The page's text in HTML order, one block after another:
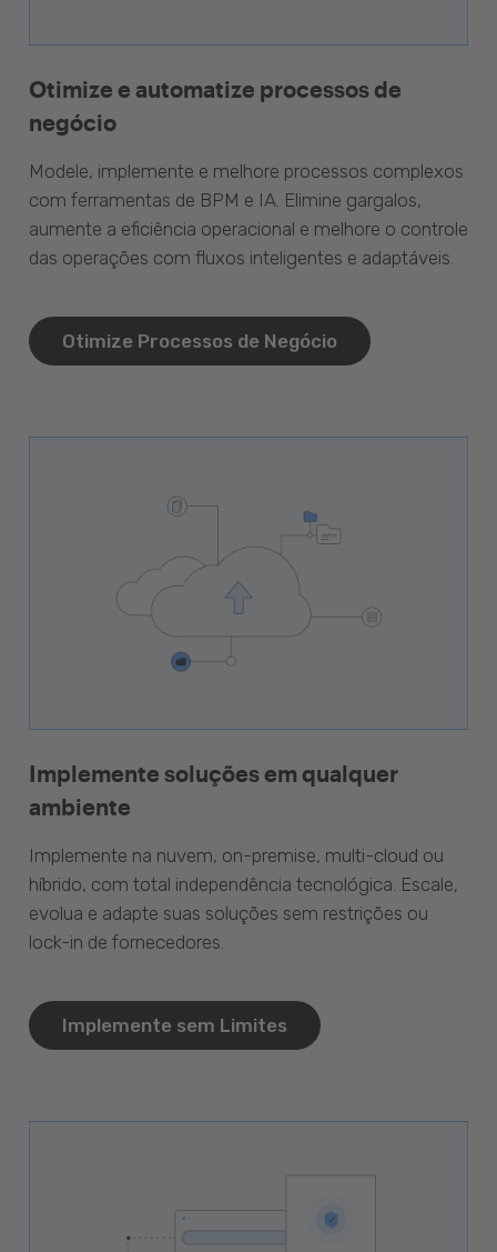
Otimize e automatize processos de
negócio
Modele, implemente e melhore processos complexos
com ferramentas de BPM e IA. Elimine gargalos,
aumente a eficiência operacional e melhore o controle
das operações com fluxos inteligentes e adaptáveis.
Otimize Processos de Negócio
Implemente soluções em qualquer
ambiente
Implemente na nuvem, on-premise, multi-cloud ou
híbrido, com total independência tecnológica. Escale,
evolua e adapte suas soluções sem restrições ou
lock-in de fornecedores.
Implemente sem Limites